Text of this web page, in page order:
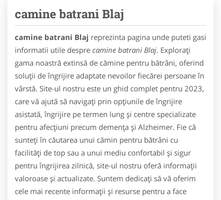
camine batrani Blaj
camine batrani Blaj reprezinta pagina unde puteti gasi
informatii utile despre camine batrani Blaj. Explorați
gama noastră extinsă de cămine pentru bătrâni, oferind
soluții de îngrijire adaptate nevoilor fiecărei persoane în
vârstă. Site-ul nostru este un ghid complet pentru 2023,
care vă ajută să navigați prin opțiunile de îngrijire
asistată, îngrijire pe termen lung și centre specializate
pentru afecțiuni precum demența și Alzheimer. Fie că
sunteți în căutarea unui cămin pentru bătrâni cu
facilități de top sau a unui mediu confortabil și sigur
pentru îngrijirea zilnică, site-ul nostru oferă informații
valoroase și actualizate. Suntem dedicați să vă oferim
cele mai recente informații și resurse pentru a face